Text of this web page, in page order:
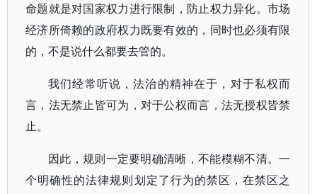
命题就是对国家权力进行限制，防止权力异化。市场
经济所倚赖的政府权力既要有效的，同时也必须有限
的，不是说什么都要去管的。
我们经常听说，法治的精神在于，对于私权而
言，法无禁止皆可为，对于公权而言，法无授权皆禁
止。
因此，规则一定要明确清晰，不能模糊不清。一
个明确性的法律规则划定了行为的禁区，在禁区之